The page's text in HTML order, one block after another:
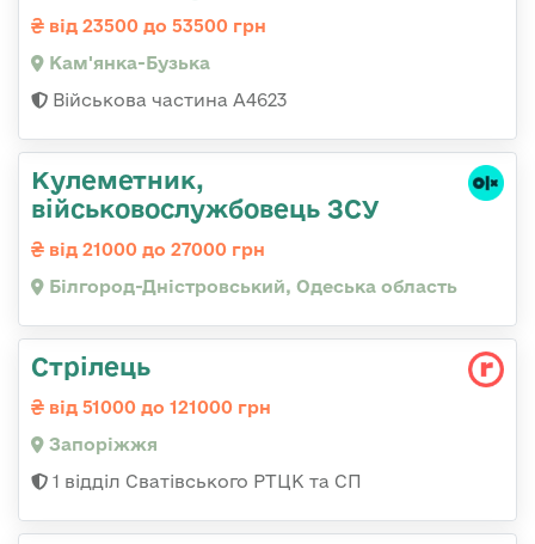
від 23500 до 53500 грн
Кам'янка-Бузька
Військова частина А4623
Кулеметник,
військовослужбовець ЗСУ
від 21000 до 27000 грн
Білгород-Дністровський, Одеська область
Стрілець
від 51000 до 121000 грн
Запоріжжя
1 відділ Сватівського РТЦК та СП